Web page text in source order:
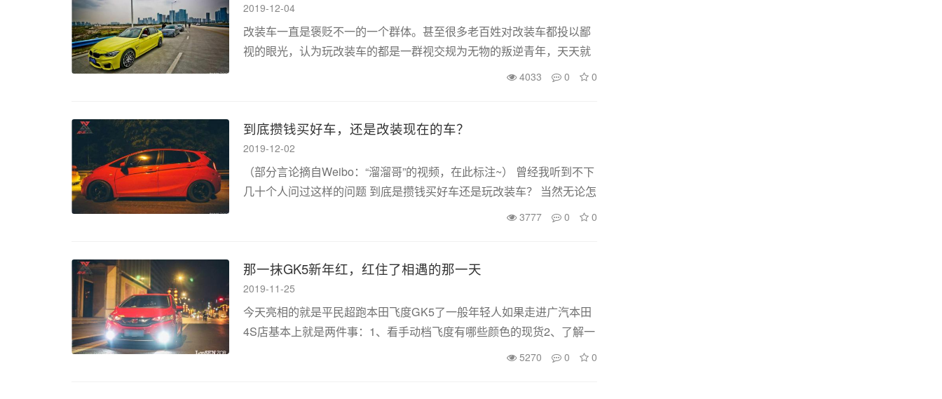
2019-12-04
改装车一直是褒贬不一的一个群体。甚至很多老百姓对改装车都投以鄙
视的眼光，认为玩改装车的都是一群视交规为无物的叛逆青年，天天就
是炸街扰民、非法飙车。不得不承认确实有这样的老鼠屎存在，但这只
4033 0 0
到底攒钱买好车，还是改装现在的车？
2019-12-02
（部分言论摘自Weibo：“溜溜哥”的视频，在此标注~） 曾经我听到不下
几十个人问过这样的问题 到底是攒钱买好车还是玩改装车？ 当然无论怎
么选择都没有错你买车如果是为了代步那么汽车就是一个简单的移动工
3777 0 0
那一抹GK5新年红，红住了相遇的那一天
2019-11-25
今天亮相的就是平民超跑本田飞度GK5了一般年轻人如果走进广汽本田
4S店基本上就是两件事：1、看手动档飞度有哪些颜色的现货2、了解一
下到底全款还是车贷底盘代号GK58万的价格原厂130匹马力巨大的改装
5270 0 0